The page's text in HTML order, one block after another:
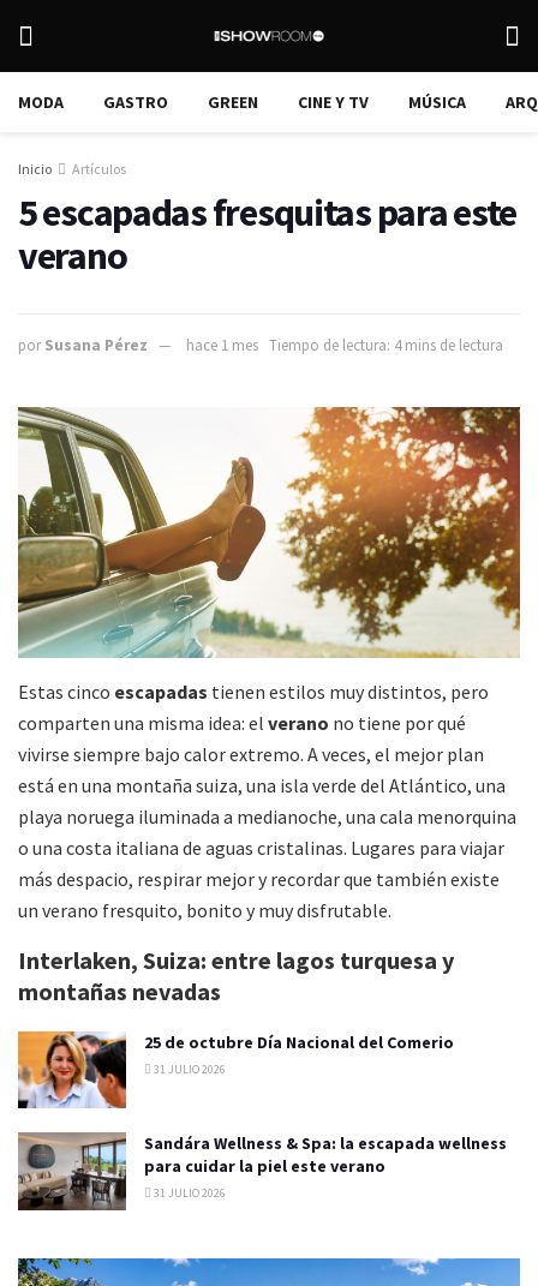
MODA GASTRO GREEN CINE Y TV MÚSICA
Inicio Artículos
5 escapadas fresquitas para este
verano
por Susana Pérez hace 1 mes Tiempo de lectura: 4 mins de lectura
Estas cinco escapadas tienen estilos muy distintos, pero
comparten una misma idea: el verano no tiene por qué
vivirse siempre bajo calor extremo. A veces, el mejor plan
está en una montaña suiza, una isla verde del Atlántico, una
playa noruega iluminada a medianoche, una cala menorquina
o una costa italiana de aguas cristalinas. Lugares para viajar
más despacio, respirar mejor y recordar que también existe
un verano fresquito, bonito y muy disfrutable.
Interlaken, Suiza: entre lagos turquesa y
montañas nevadas
25 de octubre Día Nacional del Comerio
31 JULIO 2026
Sandára Wellness & Spa: la escapada wellness
para cuidar la piel este verano
31 JULIO 2026